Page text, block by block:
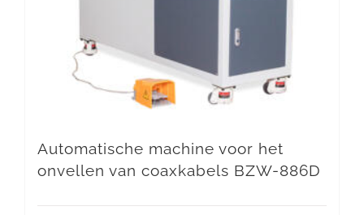
Automatische machine voor het
onvellen van coaxkabels BZW-886D